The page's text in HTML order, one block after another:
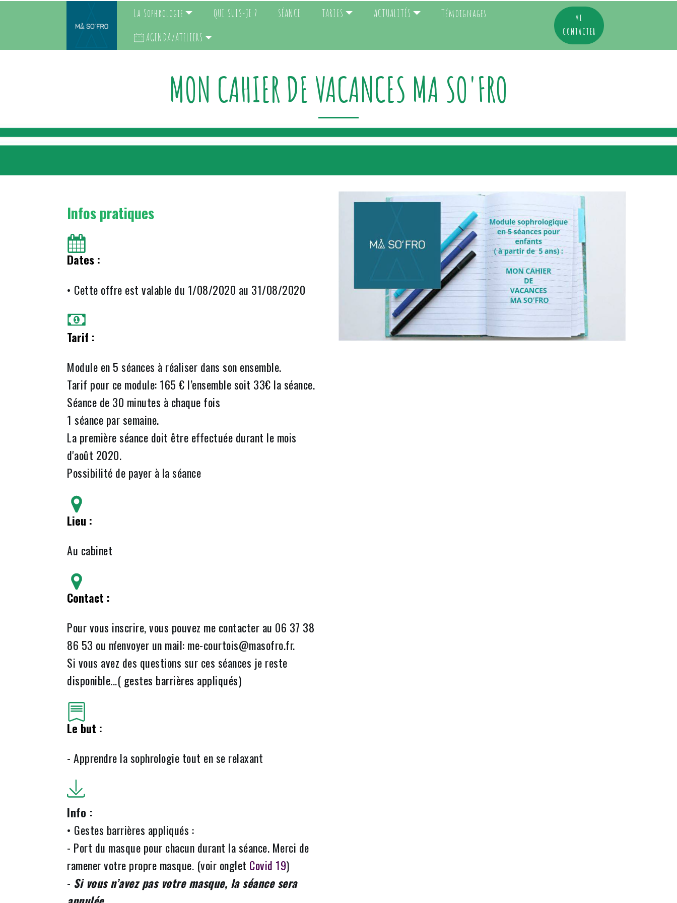
La Sophrologie QUI SUIS-JE ? SÉANCE TARIFS ACTUALITÉS
Témoignages
AGENDA/ATELIERS
ME
CONTACTER
MON CAHIER DE VACANCES MA SO'FRO
Infos pratiques
Dates :
• Cette offre est valable du 1/08/2020 au 31/08/2020
Tarif :
Module en 5 séances à réaliser dans son ensemble.
Tarif pour ce module: 165 € l’ensemble soit 33€ la séance.
Séance de 30 minutes à chaque fois
1 séance par semaine.
La première séance doit être effectuée durant le mois
d'août 2020.
Possibilité de payer à la séance
Lieu :
Au cabinet
Contact :
Pour vous inscrire, vous pouvez me contacter au 06 37 38
86 53 ou m'envoyer un mail: me-courtois@masofro.fr.
Si vous avez des questions sur ces séances je reste
disponible...( gestes barrières appliqués)
Le but :
- Apprendre la sophrologie tout en se relaxant
Info :
• Gestes barrières appliqués :
- Port du masque pour chacun durant la séance. Merci de
ramener votre propre masque. (voir onglet Covid 19)
- Si vous n’avez pas votre masque, la séance sera